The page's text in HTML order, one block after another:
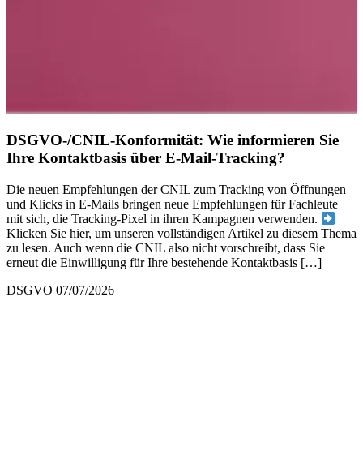
DSGVO-/CNIL-Konformität: Wie informieren Sie
Ihre Kontaktbasis über E-Mail-Tracking?
Die neuen Empfehlungen der CNIL zum Tracking von Öffnungen
und Klicks in E-Mails bringen neue Empfehlungen für Fachleute
mit sich, die Tracking-Pixel in ihren Kampagnen verwenden.
Klicken Sie hier, um unseren vollständigen Artikel zu diesem Thema
zu lesen. Auch wenn die CNIL also nicht vorschreibt, dass Sie
erneut die Einwilligung für Ihre bestehende Kontaktbasis […]
DSGVO 07/07/2026